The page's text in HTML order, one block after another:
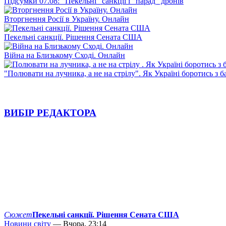
Вторгнення Росії в Україну. Онлайн
Пекельні санкції. Рішення Сената США
Війна на Близькому Сході. Онлайн
"Полювати на лучника, а не на стрілу". Як Україні боротись з
ВИБІР РЕДАКТОРА
СюжетПекельні санкції. Рішення Сената США
Новини світу — Вчора, 23:14